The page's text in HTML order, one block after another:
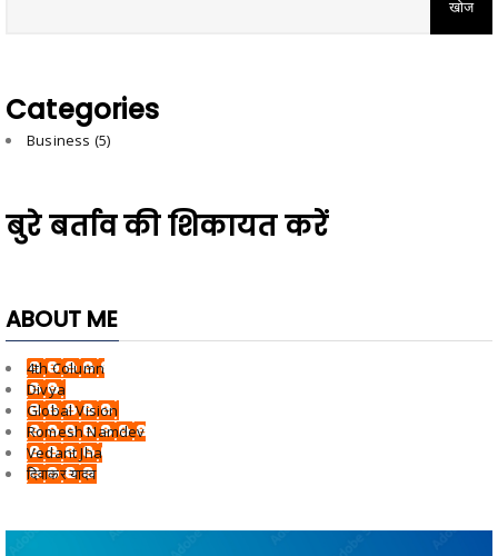
Categories
Business (5)
बुरे बर्ताव की शिकायत करें
ABOUT ME
4th Column
Divya
Global Vision
Romesh Namdev
Vedant Jha
दिवाकर यादव